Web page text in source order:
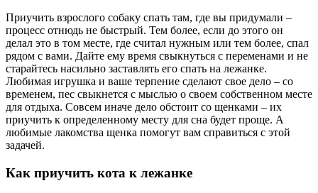
Приучить взрослого собаку спать там, где вы придумали –
процесс отнюдь не быстрый. Тем более, если до этого он
делал это в том месте, где считал нужным или тем более, спал
рядом с вами. Дайте ему время свыкнуться с переменами и не
старайтесь насильно заставлять его спать на лежанке.
Любимая игрушка и ваше терпение сделают свое дело – со
временем, пес свыкнется с мыслью о своем собственном месте
для отдыха. Совсем иначе дело обстоит со щенками – их
приучить к определенному месту для сна будет проще. А
любимые лакомства щенка помогут вам справиться с этой
задачей.
Как приучить кота к лежанке